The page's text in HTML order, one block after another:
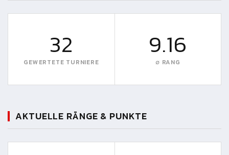
32
GEWERTETE TURNIERE
9.16
∅ RANG
AKTUELLE RÄNGE & PUNKTE